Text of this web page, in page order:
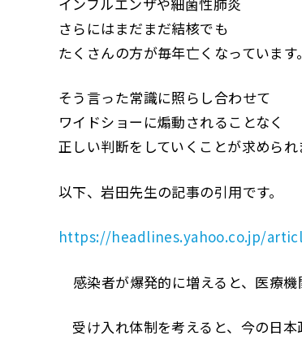
さらにはまだまだ結核でも
たくさんの方が毎年亡くなっています。
そう言った常識に照らし合わせて
ワイドショーに煽動されることなく
正しい判断をしていくことが求められ
以下、岩田先生の記事の引用です。
https://headlines.yahoo.co.jp/
――感染者が爆発的に増えると、医療
受け入れ体制を考えると、今の日